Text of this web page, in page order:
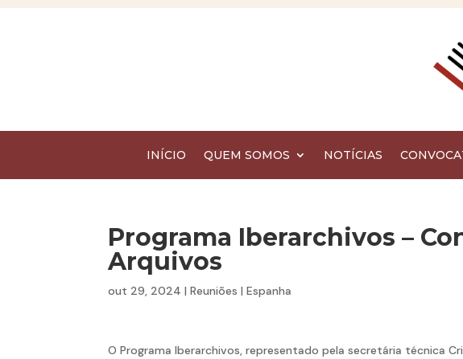
INÍCIO QUEM SOMOS NOTÍCIAS
Programa Iberarchivos –
Arquivos
out 29, 2024 |Reuniões |Espanha
O Programa Iberarchivos, representado pela secretária técnica